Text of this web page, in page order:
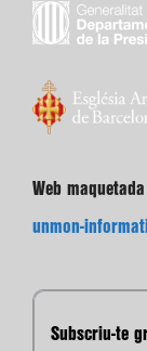
Web
unmon-
Subscriu-te